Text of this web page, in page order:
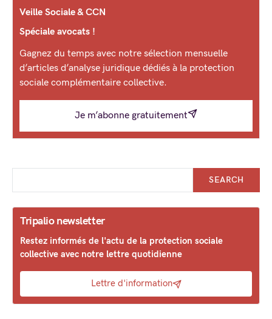
Veille Sociale & CCN
Spéciale avocats !
Gagnez du temps avec notre sélection mensuelle
d’articles d’analyse juridique dédiés à la protection
sociale complémentaire collective.
Je m’abonne gratuitement
SEARCH
Tripalio newsletter
Restez informés de l'actu de la protection sociale
collective avec notre lettre quotidienne
Lettre d'information